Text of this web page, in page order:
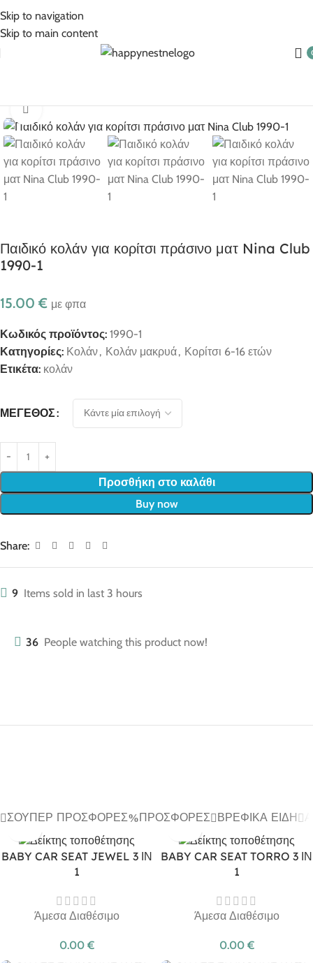
Skip to navigation
Skip to main content
Click to enlarge
Παιδικό κολάν για κορίτσι πράσινο ματ Nina Club
1990-1
15.00€ με φπα
Κωδικός προϊόντος: 1990-1
Κατηγορίες: Κολάν, Κολάν μακρυά, Κορίτσι 6-16 ετών
Ετικέτα: κολάν
ΜΈΓΕΘΟΣ
Προσθήκη στο καλάθι
Buy now
Share:
9 Items sold in last 3 hours
36 People watching this product now!
ΣΟΎΠΕΡ ΠΡΟΣΦΟΡΈΣ ΠΡΟΣΦΟΡΈΣ ΒΡΕΦΙΚΆ ΕΊΔΗ
BABY CAR SEAT JEWEL 3 ΙΝ
1
Άμεσα Διαθέσιμο
0.00 €
BABY CAR SEAT TORRO 3 ΙΝ
1
Άμεσα Διαθέσιμο
0.00 €
5% Επιπλέον έκπτωση για πληρωμές με κάρτα!